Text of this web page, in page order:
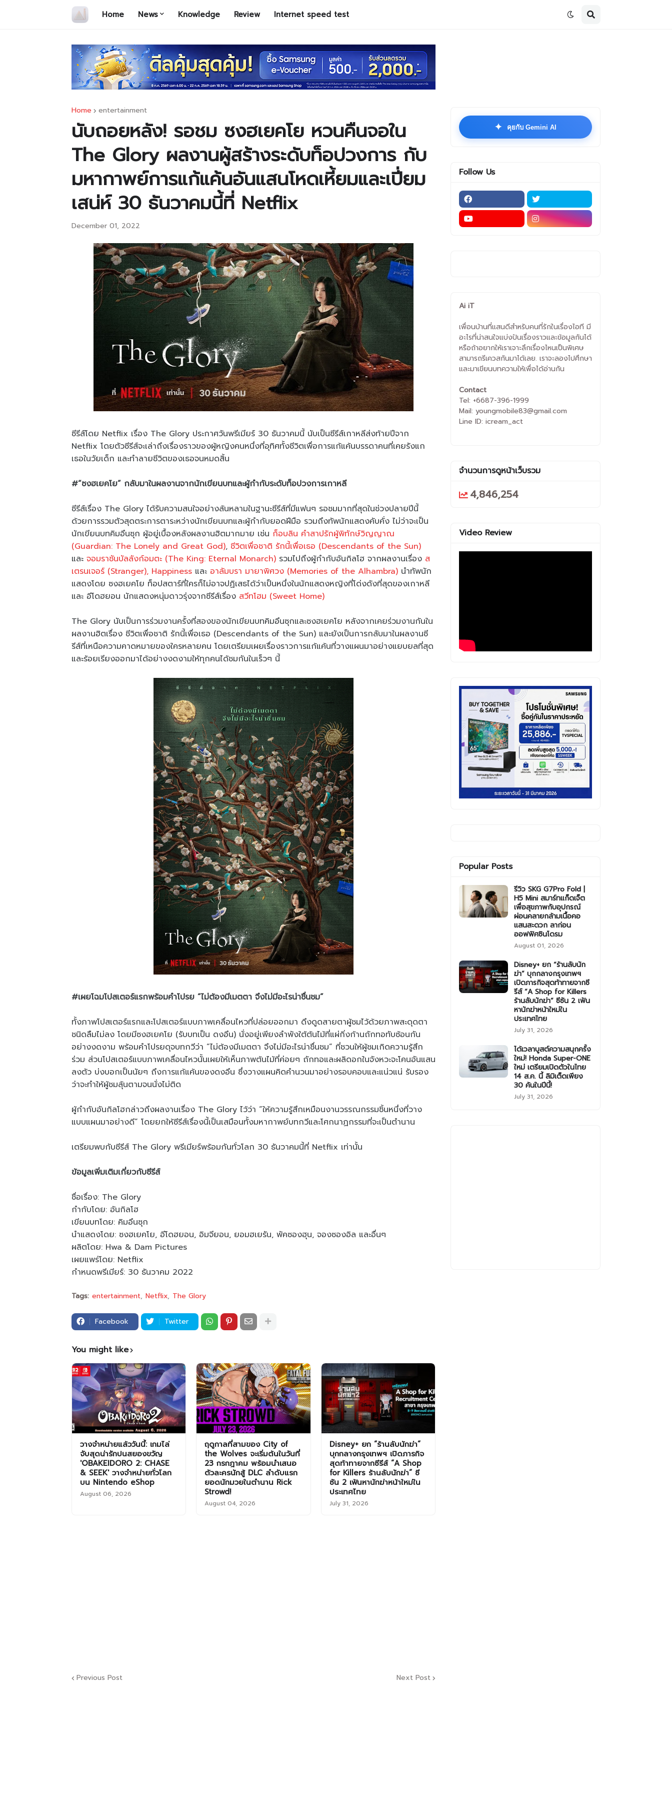
Home News Knowledge Review Internet speed test
Home entertainment
นับถอยหลัง! รอชม ซงฮเยคโย หวนคืนจอใน
The Glory ผลงานผู้สร้างระดับท็อปวงการ กับ
มหากาพย์การแก้แค้นอันแสนโหดเหี้ยมและเปี่ยม
เสน่ห์ 30 ธันวาคมนี้ที่ Netflix
December 01, 2022
ซีรีส์โดย Netflix เรื่อง The Glory ประกาศวันพรีเมียร์ 30 ธันวาคมนี้ นับเป็นซีรีส์เกาหลีส่งท้ายปีจาก
Netflix โดยตัวซีรีส์จะเล่าถึงเรื่องราวของผู้หญิงคนหนึ่งที่อุทิศทั้งชีวิตเพื่อการแก้แค้นบรรดาคนที่เคยรังแก
เธอในวัยเด็ก และทำลายชีวิตของเธอจนหมดสิ้น
#“ซงฮเยคโย” กลับมาในผลงานจากนักเขียนบทและผู้กำกับระดับท็อปวงการเกาหลี
ซีรีส์เรื่อง The Glory ได้รับความสนใจอย่างล้นหลามในฐานะซีรีส์ที่มีแฟนๆ รอชมมากที่สุดในช่วงปลายปีนี้
ด้วยการรวมตัวสุดตระการตาระหว่างนักเขียนบทและผู้กำกับยอดฝีมือ รวมถึงทัพนักแสดงคับคั่ง ไม่ว่าจะเป็น
นักเขียนบทคิมอึนซุก ผู้อยู่เบื้องหลังผลงานฮิตมากมาย เช่น ก็อบลิน คำสาปรักผู้พิทักษ์วิญญาณ
(Guardian: The Lonely and Great God), ชีวิตเพื่อชาติ รักนี้เพื่อเธอ (Descendants of the Sun)
และ จอมราชันบัลลังก์อมตะ (The King: Eternal Monarch) รวมไปถึงผู้กำกับอันกิลโฮ จากผลงานเรื่อง ส
เตรนเจอร์ (Stranger), Happiness และ อาลัมบรา มายาพิศวง (Memories of the Alhambra) นำทัพนัก
แสดงโดย ซงฮเยคโย ท็อปสตาร์ที่ใครก็ไม่อาจปฏิเสธได้ว่าเป็นหนึ่งในนักแสดงหญิงที่โด่งดังที่สุดของเกาหลี
และ อีโดฮยอน นักแสดงหนุ่มดาวรุ่งจากซีรีส์เรื่อง สวีทโฮม (Sweet Home)
The Glory นับเป็นการร่วมงานครั้งที่สองของนักเขียนบทคิมอึนซุกและซงฮเยคโย หลังจากเคยร่วมงานกันใน
ผลงานฮิตเรื่อง ชีวิตเพื่อชาติ รักนี้เพื่อเธอ (Descendants of the Sun) และยังเป็นการกลับมาในผลงานซี
รีส์ที่เหนือความคาดหมายของใครหลายคน โดยเตรียมเผยเรื่องราวการแก้แค้นที่วางแผนมาอย่างแยบยลที่สุด
และร้อยเรียงออกมาได้อย่างงดงามให้ทุกคนได้ชมกันในเร็วๆ นี้
#เผยโฉมโปสเตอร์แรกพร้อมคำโปรย “ไม่ต้องมีเมตตา จึงไม่มีอะไรน่าชื่นชม”
ทั้งภาพโปสเตอร์แรกและโปสเตอร์แบบภาพเคลื่อนไหวที่ปล่อยออกมา ดึงดูดสายตาผู้ชมไว้ด้วยภาพสะดุดตา
ชนิดลืมไม่ลง โดยมีซงฮเยคโย (รับบทเป็น ดงอึน) นั่งอยู่เพียงลำพังใต้ต้นไม้ที่แผ่กิ่งก้านถักทอทับซ้อนกัน
อย่างงดงาม พร้อมคำโปรยดุจบทกวีว่า “ไม่ต้องมีเมตตา จึงไม่มีอะไรน่าชื่นชม” ที่ชวนให้ผู้ชมเกิดความรู้สึก
ร่วม ส่วนโปสเตอร์แบบภาพเคลื่อนไหวนั้นเผยให้เห็นภาพต้นไม้ที่ค่อยๆ ถักทอและผลิดอกในจังหวะจะโคนอันแสน
ลงตัว บ่งบอกเป็นนัยๆ ถึงการแก้แค้นของดงอึน ซึ่งวางแผนคิดคำนวนมาอย่างรอบคอบและแน่วแน่ รับรอง
ว่าจะทำให้ผู้ชมลุ้นตามจนนั่งไม่ติด
ผู้กำกับอันกิลโฮกล่าวถึงผลงานเรื่อง The Glory ไว้ว่า “ให้ความรู้สึกเหมือนงานวรรณกรรมชิ้นหนึ่งที่วาง
แบบแผนมาอย่างดี” โดยยกให้ซีรีส์เรื่องนี้เป็นเสมือนทั้งมหากาพย์บทกวีและโศกนาฏกรรมที่จะเป็นตำนาน
เตรียมพบกับซีรีส์ The Glory พรีเมียร์พร้อมกันทั่วโลก 30 ธันวาคมนี้ที่ Netflix เท่านั้น
ข้อมูลเพิ่มเติมเกี่ยวกับซีรีส์
ชื่อเรื่อง: The Glory
กำกับโดย: อันกิลโฮ
เขียนบทโดย: คิมอึนซุก
นำแสดงโดย: ซงฮเยคโย, อีโดฮยอน, อิมจียอน, ยอมฮเยรัน, พัคซองฮุน, จองซองอิล และอื่นๆ
ผลิตโดย: Hwa & Dam Pictures
เผยแพร่โดย: Netflix
กำหนดพรีเมียร์: 30 ธันวาคม 2022
Tags: entertainment Netflix The Glory
Facebook Twitter
You might like
วางจำหน่ายแล้ววันนี้: เกมไล่
จับสุดน่ารักปนสยองขวัญ
'OBAKEIDORO 2: CHASE
& SEEK' วางจำหน่ายทั่วโลก
บน Nintendo eShop
August 06, 2026
ฤดูกาลที่สามของ City of
the Wolves จะเริ่มต้นในวันที่
23 กรกฎาคม พร้อมนำเสนอ
ตัวละครนักสู้ DLC ลำดับแรก
ยอดนักมวยในตำนาน Rick
Strowd!
August 04, 2026
Disney+ ยก “ร้านลับนักฆ่า”
บุกกลางกรุงเทพฯ เปิดภารกิจ
สุดท้าทายจากซีรีส์ “A Shop
for Killers ร้านลับนักฆ่า” ซี
ซัน 2 เฟ้นหานักฆ่าหน้าใหม่ใน
ประเทศไทย
July 31, 2026
Previous Post Next Post
✦ คุยกับ Gemini AI
Follow Us
Ai iT
เพื่อนบ้านที่แสนดีสำหรับคนที่รักในเรื่องไอที มี
อะไรที่น่าสนใจแบ่งปันเรื่องราวและข้อมูลกันได้
หรือถ้าอยากให้เราเจาะลึกเรื่องไหนเป็นพิเศษ
สามารถรีเควสกันมาได้เลย. เราจะลองไปศึกษา
และมาเขียนบทความให้เพื่อได้อ่านกัน
Contact
Tel: +6687-396-1999
Mail: youngmobile83@gmail.com
Line ID: icream_act
จำนวนการดูหน้าเว็บรวม
4,846,254
Video Review
Popular Posts
รีวิว SKG G7Pro Fold |
H5 Mini สมาร์ทแก็ดเจ็ต
เพื่อสุขภาพกับอุปกรณ์
ผ่อนคลายกล้ามเนื้อคอ
แสนสะดวก ลาก่อน
ออฟฟิศซินโดรม
August 01, 2026
Disney+ ยก “ร้านลับนัก
ฆ่า” บุกกลางกรุงเทพฯ
เปิดภารกิจสุดท้าทายจากซี
รีส์ “A Shop for Killers
ร้านลับนักฆ่า” ซีซัน 2 เฟ้น
หานักฆ่าหน้าใหม่ใน
ประเทศไทย
July 31, 2026
ได้เวลาบูสต์ความสนุกครั้ง
ใหม่! Honda Super-ONE
ใหม่ เตรียมเปิดตัวในไทย
14 ส.ค. นี้ ลิมิเต็ดเพียง
30 คันในปีนี้!
July 31, 2026